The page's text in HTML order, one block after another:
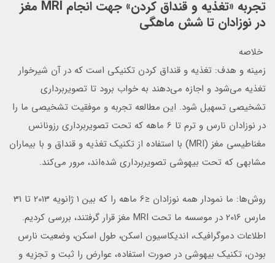
تجربه «تغذیه و قنداق کردن» جهت انجام MRI مغز
در نوزادان تا شش ماهگی
خلاصه
زمینه و هدف: تغذیه و قنداق کردن تکنیکی است که در آن شیرخوار
تغذیه می‌شود و اجازه می‌دهند به خواب برود تا تصویربرداری
تشخیصی تسهیل شود. این مطالعه تجربه و موفقیت تشخیصی ما را
در نوزادان نارس و ترم تا 6 ماهه که تحت تصویربرداری رزونانس
مغناطیسی مغز (MRI) با استفاده از تکنیک تغذیه و قنداق و با بیماران
مشابهی که تحت بیهوشی تصویربرداری شده‌اند، مرور می‌کند.
روش‌ها: ما نمودار همه نوزادان ≤6 ماهه را که بین 1 ژانویه 2013 تا 31
مارس 2016 در موسسه ما تحت MRI مغز قرار گرفتند، بررسی کردیم.
اطلاعات دموگرافیک، اندیکاسیون اسکن، طول اسکن، وضعیت نارس
بودن، تکنیک بیهوشی در صورت استفاده، عوارض را ثبت و تجزیه و